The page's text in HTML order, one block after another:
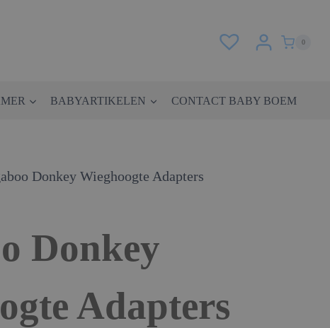
0
BABYARTIKELEN CONTACT BABY BOEM
Donkey Wieghoogte Adapters
Donkey
Adapters